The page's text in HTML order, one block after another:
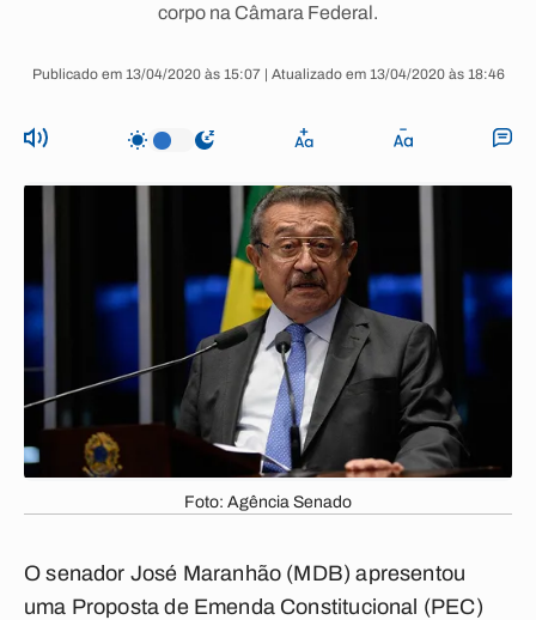
corpo na Câmara Federal.
Publicado em 13/04/2020 às 15:07 | Atualizado em 13/04/2020 às 18:46
Foto: Agência Senado
O senador José Maranhão (MDB) apresentou
uma Proposta de Emenda Constitucional (PEC)